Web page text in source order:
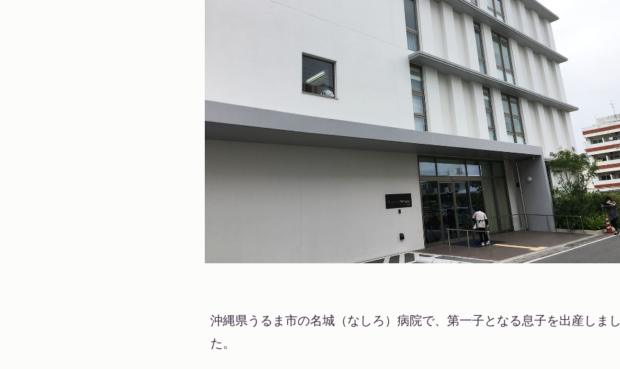
沖縄県うるま市の名城（なしろ）病院で、第一子となる息子を出産しまし
た。